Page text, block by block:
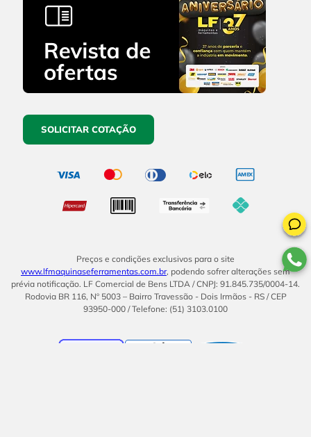
SOLICITAR COTAÇÃO
Preços e condições exclusivos para o site
www.lfmaquinaseferramentas.com.br, podendo sofrer alterações sem
prévia notificação. LF Comercial de Bens LTDA / CNPJ: 91.845.735/0004-14.
Rodovia BR 116, Nº 5003 – Bairro Travessão - Dois Irmãos - RS / CEP
93950-000 / Telefone: (51) 3103.0100